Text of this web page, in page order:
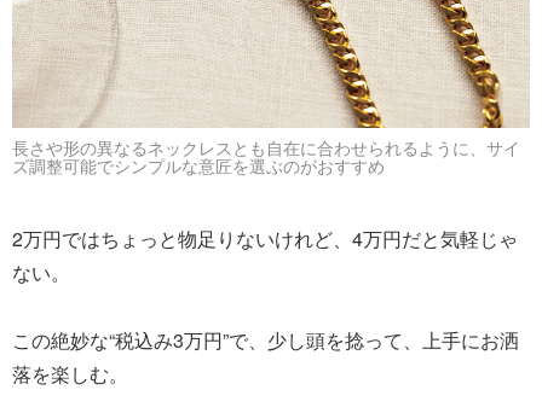
長さや形の異なるネックレスとも自在に合わせられるように、サイ
ズ調整可能でシンプルな意匠を選ぶのがおすすめ
2万円ではちょっと物足りないけれど、4万円だと気軽じゃ
ない。
この絶妙な“税込み3万円”で、少し頭を捻って、上手にお洒
落を楽しむ。